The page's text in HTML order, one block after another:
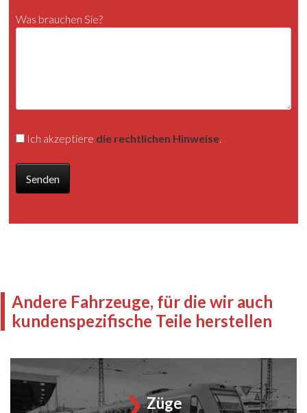
Was brauchen Sie?
Ich akzeptiere die rechtlichen Hinweise.
Andere Fahrzeuge, für die wir auch
kundenspezifische Teile herstellen
Züge